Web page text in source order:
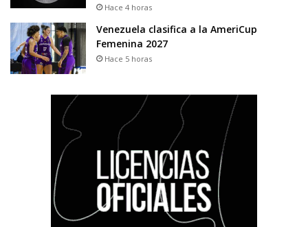
Hace 4 horas
Venezuela clasifica a la AmeriCup
Femenina 2027
Hace 5 horas